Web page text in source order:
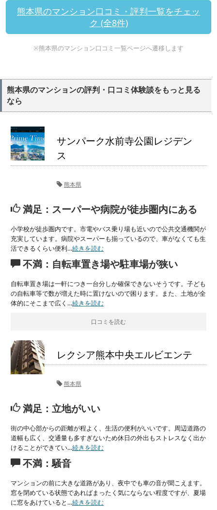
熊本県のマンション口コミ・評判一覧をチェッ
ク (全8件)
※熊本県のマンション口コミ一覧ページへ遷移します
熊本県のマンションの評判・口コミ体験談をもっと見る
なら
サンパーク水前寺公園レジデン
ス
熊本県
満足：スーパーや病院が徒歩圏内にある
小学校が徒歩圏内です。市電やバス乗り場も近いので公共交通機関が
充実しています。病院やスーパーも揃っているので、車がなくても生
活できるくらい便利…続きを読む
不満：自転車置き場や駐車場が狭い
自転車置き場は一軒につき一台分しか確保できないそうです。子ども
の自転車等で数が増えた時に置けないので困ります。また、土地が全
体的にそこまで広く…続きを読む
口コミを読む
レクシア熊本中央エルビエンテ
熊本県
満足：立地がいい
街の中心部からの距離が程よく、生活の便利がいいです。周辺道路の
道幅も広く、交通量も多すぎないため休日の外出もストレスなく出か
けることができてい…続きを読む
不満：騒音
マンションの前に大きな道路があり、夜中でも車の音が聞こえます。
窓を閉めている状態であればまったく気にならない程度ですが、夏場
に窓をあけていると…続きを読む